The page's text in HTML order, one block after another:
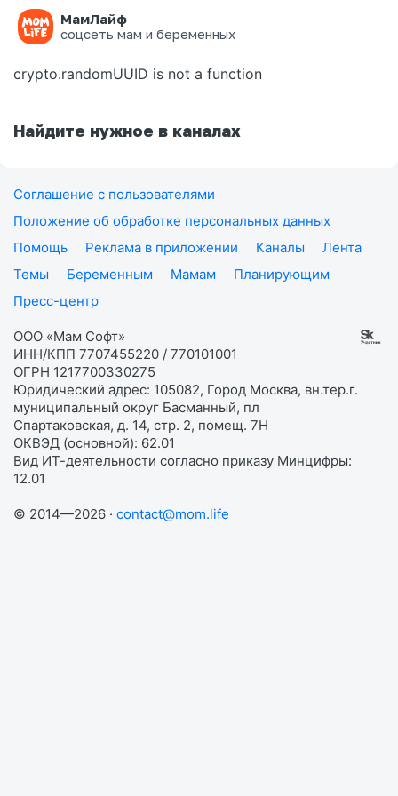
МамЛайф
соцсеть мам и беременных
Ошибка на странице
crypto.randomUUID is not a function
Найдите нужное в каналах
Соглашение с пользователями
Положение об обработке персональных данных
Помощь
Реклама в приложении Каналы
Лента
Темы
Беременным Мамам
Планирующим
Пресс-центр
ООО «Мам Софт»
ИНН/КПП 7707455220 / 770101001
ОГРН 1217700330275
Юридический адрес: 105082, Город Москва, вн.тер.г.
муниципальный округ Басманный, пл
Спартаковская, д. 14, стр. 2, помещ. 7Н
ОКВЭД (основной): 62.01
Вид ИТ-деятельности согласно приказу Минцифры:
12.01
© 2014—2026 · contact@mom.life